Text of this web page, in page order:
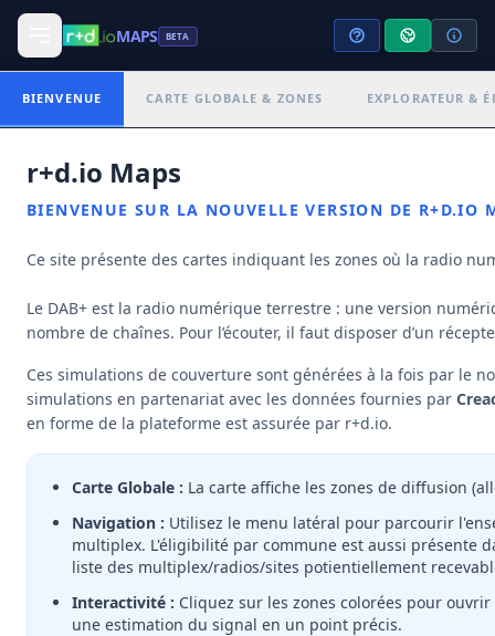
MAPS BETA
PARAMÈTRES D'AFFICHAGE
−
Toulon-Local
NOM DE L'ENSEMBLE CANAL • EID
OPÉRATEUR DE MUX OPÉRATEUR TÊTE DE RÉSEAU
OPÉRATEUR(S) DE DIFFUSION
TDF
SITES D'ÉMISSION 2 RADIOS DIFFUSÉES 13
TOULON
LA CIOTAT
FRÉQUENCE
NAUTIQUE
BIENVENUE CARTE GLOBALE & ZONES EXPLORATEUR &
r+d.io Maps
BIENVENUE SUR LA NOUVELLE VERSION DE R+D.IO
Ce site présente des cartes indiquant les zones où la radio
Le DAB+ est la radio numérique terrestre : une version
nombre de chaînes. Pour l’écouter, il faut disposer d’un
Ces simulations de couverture sont générées à la fois par le
simulations en partenariat avec les données fournies par
en forme de la plateforme est assurée par r+d.io.
Carte Globale : La carte affiche les zones de diffusion
Navigation : Utilisez le menu latéral pour parcourir
multiplex. L'éligibilité par commune est aussi présente
liste des multiplex/radios/sites potientiellement
Interactivité : Cliquez sur les zones colorées pour
une estimation du signal en un point précis.